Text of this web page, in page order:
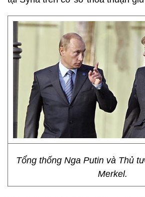
Tổng thống Nga Putin và Thủ
Merkel.